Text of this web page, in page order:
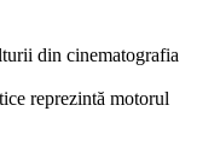
din cinematografia
reprezintă motorul